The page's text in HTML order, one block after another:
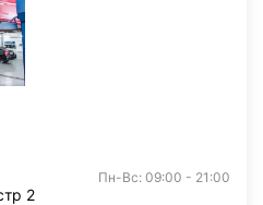
Пн-Вс: 09:00 - 21:00
2